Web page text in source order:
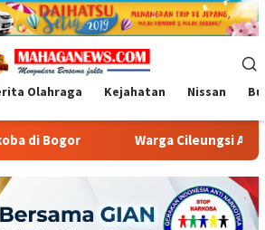
Olahraga Kejahatan Nissan
Warga Cileungsi Antusias Terima